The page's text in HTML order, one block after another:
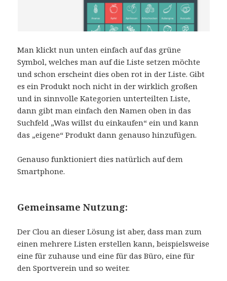
Man klickt nun unten einfach auf das grüne
Symbol, welches man auf die Liste setzen möchte
und schon erscheint dies oben rot in der Liste. Gibt
es ein Produkt noch nicht in der wirklich großen
und in sinnvolle Kategorien unterteilten Liste,
dann gibt man einfach den Namen oben in das
Suchfeld „Was willst du einkaufen“ ein und kann
das „eigene“ Produkt dann genauso hinzufügen.
Genauso funktioniert dies natürlich auf dem
Smartphone.
Gemeinsame Nutzung:
Der Clou an dieser Lösung ist aber, dass man zum
einen mehrere Listen erstellen kann, beispielsweise
eine für zuhause und eine für das Büro, eine für
den Sportverein und so weiter.